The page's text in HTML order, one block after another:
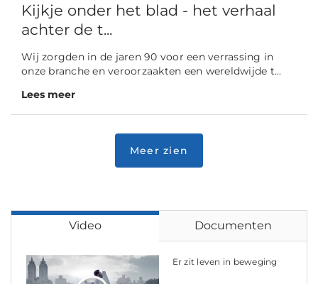
Kijkje onder het blad - het verhaal
achter de t...
Wij zorgden in de jaren 90 voor een verrassing in
onze branche en veroorzaakten een wereldwijde t...
Lees meer
Video Documenten
Er zit leven in beweging